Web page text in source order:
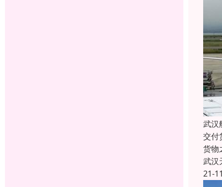
武汉
交付
货物
武汉
21-